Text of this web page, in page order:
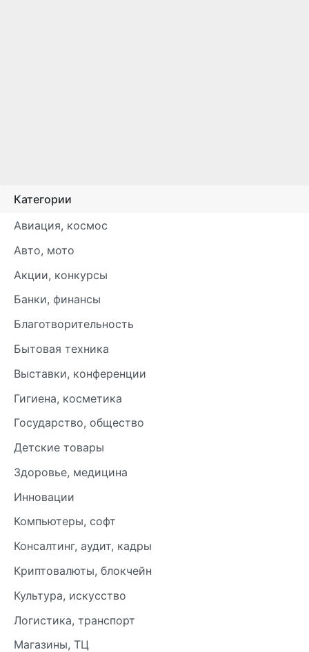
Категории
Авиация, космос
Авто, мото
Акции, конкурсы
Банки, финансы
Благотворительность
Бытовая техника
Выставки, конференции
Гигиена, косметика
Государство, общество
Детские товары
Здоровье, медицина
Инновации
Компьютеры, софт
Консалтинг, аудит, кадры
Криптовалюты, блокчейн
Культура, искусство
Логистика, транспорт
Магазины, ТЦ